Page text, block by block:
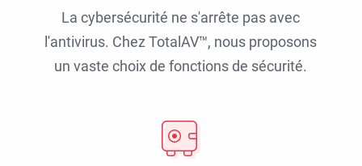
La cybersécurité ne s'arrête pas avec
l'antivirus. Chez TotalAV™, nous proposons
un vaste choix de fonctions de sécurité.